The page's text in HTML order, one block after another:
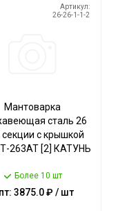
Артикул:
26-26-1-1-2
Мантоварка
сталь 26
секции с крышкой
263АТ [2] КАТУНЬ
Более 10 шт
3875.0 ₽ / шт